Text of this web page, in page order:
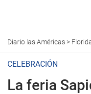
Diario las Américas>
CELEBRACIÓN
La feria